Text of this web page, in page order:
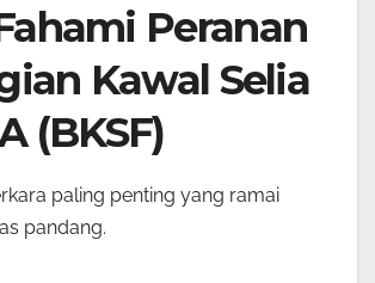
Peranan
Kawal Selia
(BKSF)
paling penting yang ramai
pandang.